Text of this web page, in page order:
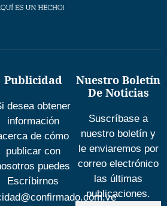
Publicidad
desea obtener
información
de cómo
publicar con
puedes
Escríbirnos
Nuestro Boletín
De Noticias
Suscríbase a
nuestro boletín y
le enviaremos por
correo electrónico
las últimas
publicaciones.